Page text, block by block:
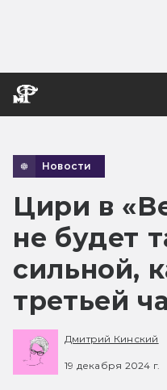
Новости
Цири в
не будет
сильной,
третьей
Дмитрий Кинский
19 декабря 2024 г.